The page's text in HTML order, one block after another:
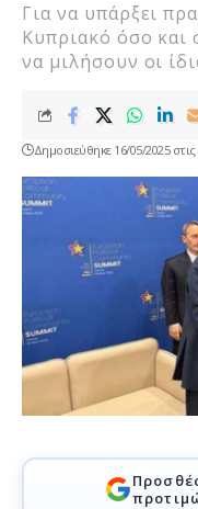
Για να υπάρξει
Κυπριακό όσο και
να μιλήσουν οι
Δημοσιεύθηκε 16/05/2025